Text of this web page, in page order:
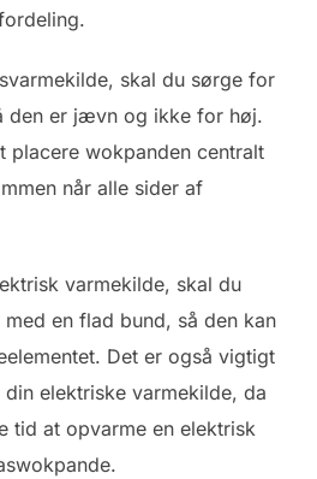
skal du sørge for
den er jævn og ikke for høj.
placere wokpanden centralt
når alle sider af
varmekilde, skal du
en flad bund, så den kan
Det er også vigtigt
elektriske varmekilde, da
tid at opvarme en elektrisk